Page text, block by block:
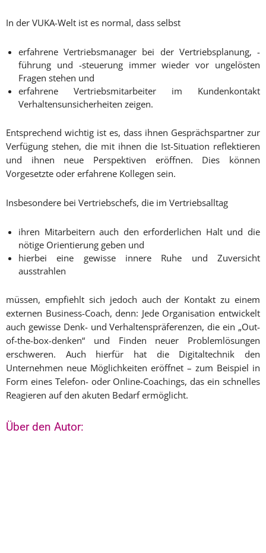
In der VUKA-Welt ist es normal, dass selbst
erfahrene Vertriebsmanager bei der Vertriebsplanung, -
führung und -steuerung immer wieder vor ungelösten
Fragen stehen und
erfahrene Vertriebsmitarbeiter im Kundenkontakt
Verhaltensunsicherheiten zeigen.
Entsprechend wichtig ist es, dass ihnen Gesprächspartner zur
Verfügung stehen, die mit ihnen die Ist-Situation reflektieren
und ihnen neue Perspektiven eröffnen. Dies können
Vorgesetzte oder erfahrene Kollegen sein.
Insbesondere bei Vertriebschefs, die im Vertriebsalltag
ihren Mitarbeitern auch den erforderlichen Halt und die
nötige Orientierung geben und
hierbei eine gewisse innere Ruhe und Zuversicht
ausstrahlen
müssen, empfiehlt sich jedoch auch der Kontakt zu einem
externen Business-Coach, denn: Jede Organisation entwickelt
auch gewisse Denk- und Verhaltenspräferenzen, die ein „Out-
of-the-box-denken“ und Finden neuer Problemlösungen
erschweren. Auch hierfür hat die Digitaltechnik den
Unternehmen neue Möglichkeiten eröffnet – zum Beispiel in
Form eines Telefon- oder Online-Coachings, das ein schnelles
Reagieren auf den akuten Bedarf ermöglicht.
Über den Autor: